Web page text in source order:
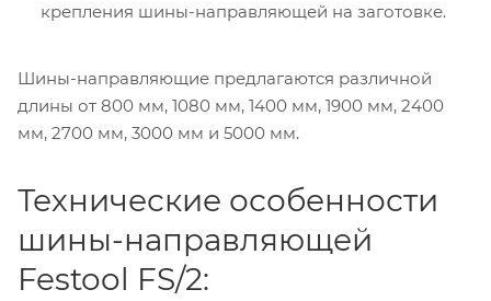
крепления шины-направляющей на заготовке.
Шины-направляющие предлагаются различной
длины от 800 мм, 1080 мм, 1400 мм, 1900 мм, 2400
мм, 2700 мм, 3000 мм и 5000 мм.
Технические особенности
шины-направляющей
Festool FS/2: